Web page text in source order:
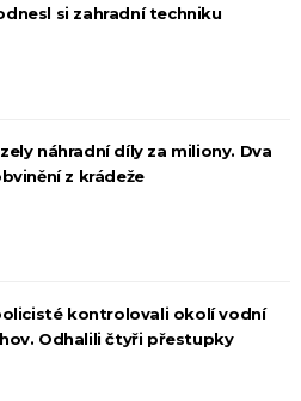
si zahradní techniku
náhradní díly za miliony. Dva
z krádeže
kontrolovali okolí vodní
Odhalili čtyři přestupky